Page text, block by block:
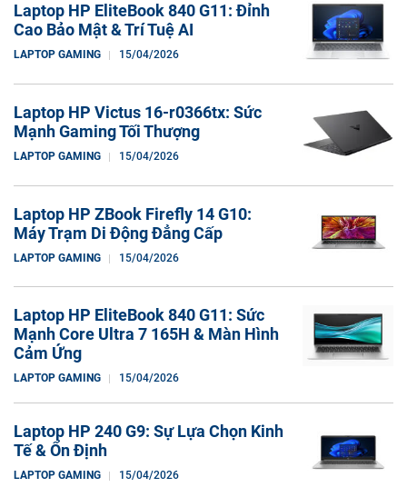
Laptop HP EliteBook 840 G11: Đỉnh
Cao Bảo Mật & Trí Tuệ AI
LAPTOP GAMING 15/04/2026
Laptop HP Victus 16-r0366tx: Sức
Mạnh Gaming Tối Thượng
LAPTOP GAMING 15/04/2026
Laptop HP ZBook Firefly 14 G10:
Máy Trạm Di Động Đẳng Cấp
LAPTOP GAMING 15/04/2026
Laptop HP EliteBook 840 G11: Sức
Mạnh Core Ultra 7 165H & Màn Hình
Cảm Ứng
LAPTOP GAMING 15/04/2026
Laptop HP 240 G9: Sự Lựa Chọn Kinh
Tế & Ổn Định
LAPTOP GAMING 15/04/2026